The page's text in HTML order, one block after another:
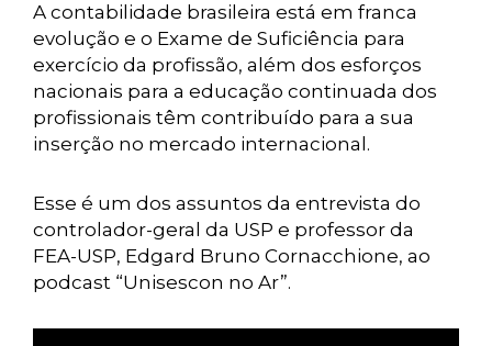
A contabilidade brasileira está em franca
evolução e o Exame de Suficiência para
exercício da profissão, além dos esforços
nacionais para a educação continuada dos
profissionais têm contribuído para a sua
inserção no mercado internacional.
Esse é um dos assuntos da entrevista do
controlador-geral da USP e professor da
FEA-USP, Edgard Bruno Cornacchione, ao
podcast “Unisescon no Ar”.